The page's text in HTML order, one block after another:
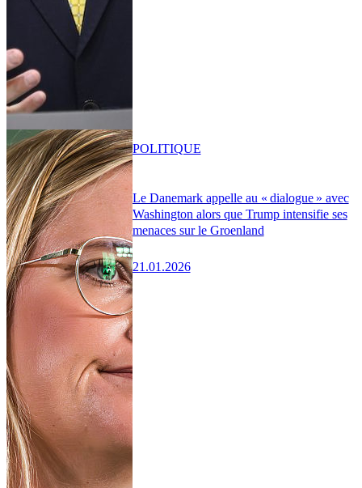
Le Danemark appelle au « dialogue » avec
Washington alors que Trump intensifie ses
menaces sur le Groenland
21.01.2026
POLITIQUE